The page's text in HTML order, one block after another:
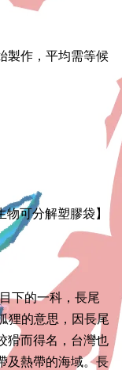
製作，平均需等候
可分解塑膠袋】
下的一科，長尾
狸的意思，因長尾
猾而得名，台灣也
及熱帶的海域。長